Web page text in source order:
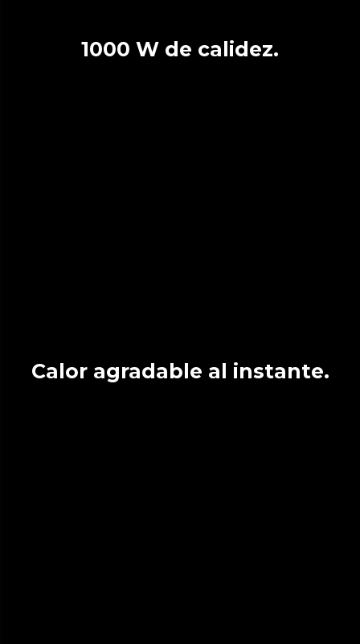
1000 W de calidez.
Calor agradable al instante.